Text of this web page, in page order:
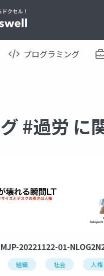
プログラミング
#過労 に
20221122-01-
組織 社会 人権